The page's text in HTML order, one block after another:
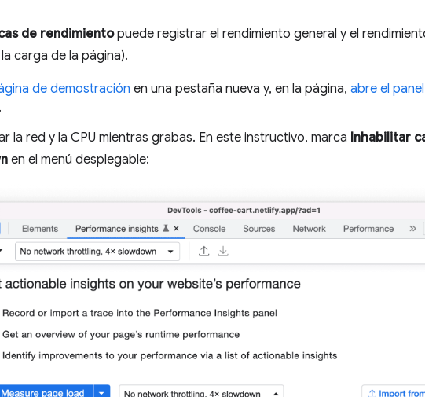
de rendimientopuede registrar el rendimiento general y el
carga de la página).
de demostración en una pestaña nueva y, en la página, abre el
.
la red y la CPU mientras grabas. En este instructivo, marca Inhabilitar
en el menú desplegable: